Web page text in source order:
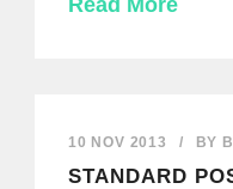
10 NOV 2013 / BY
STANDARD